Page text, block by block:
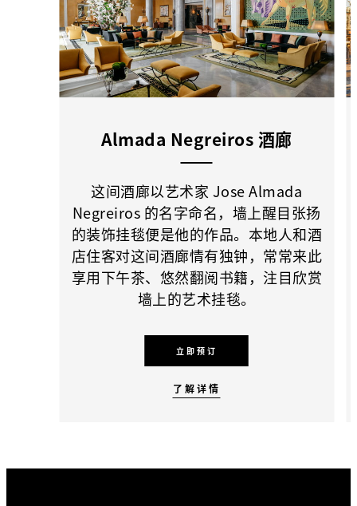
Almada Negreiros 酒廊
这间酒廊以艺术家 Jose Almada
Negreiros 的名字命名，墙上醒目张扬
的装饰挂毯便是他的作品。本地人和酒
店住客对这间酒廊情有独钟，常常来此
享用下午茶、悠然翻阅书籍，注目欣赏
墙上的艺术挂毯。
立即预订
了解详情